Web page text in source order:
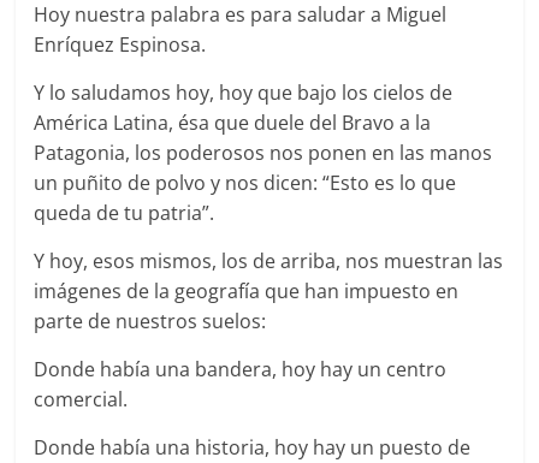
Hoy nuestra palabra es para saludar a Miguel
Enríquez Espinosa.
Y lo saludamos hoy, hoy que bajo los cielos de
América Latina, ésa que duele del Bravo a la
Patagonia, los poderosos nos ponen en las manos
un puñito de polvo y nos dicen: “Esto es lo que
queda de tu patria”.
Y hoy, esos mismos, los de arriba, nos muestran las
imágenes de la geografía que han impuesto en
parte de nuestros suelos:
Donde había una bandera, hoy hay un centro
comercial.
Donde había una historia, hoy hay un puesto de